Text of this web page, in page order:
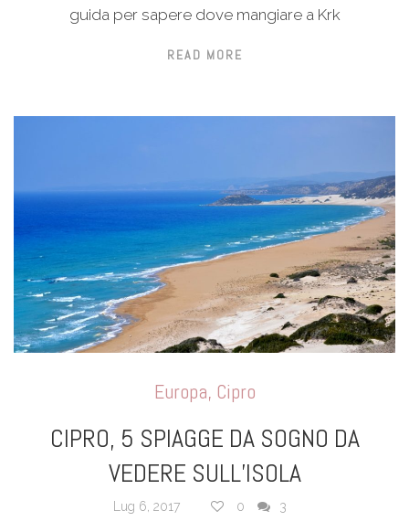
guida per sapere dove mangiare a Krk
READ MORE
Europa, Cipro
CIPRO, 5 SPIAGGE DA SOGNO DA
VEDERE SULL’ISOLA
Lug 6, 2017 0 3